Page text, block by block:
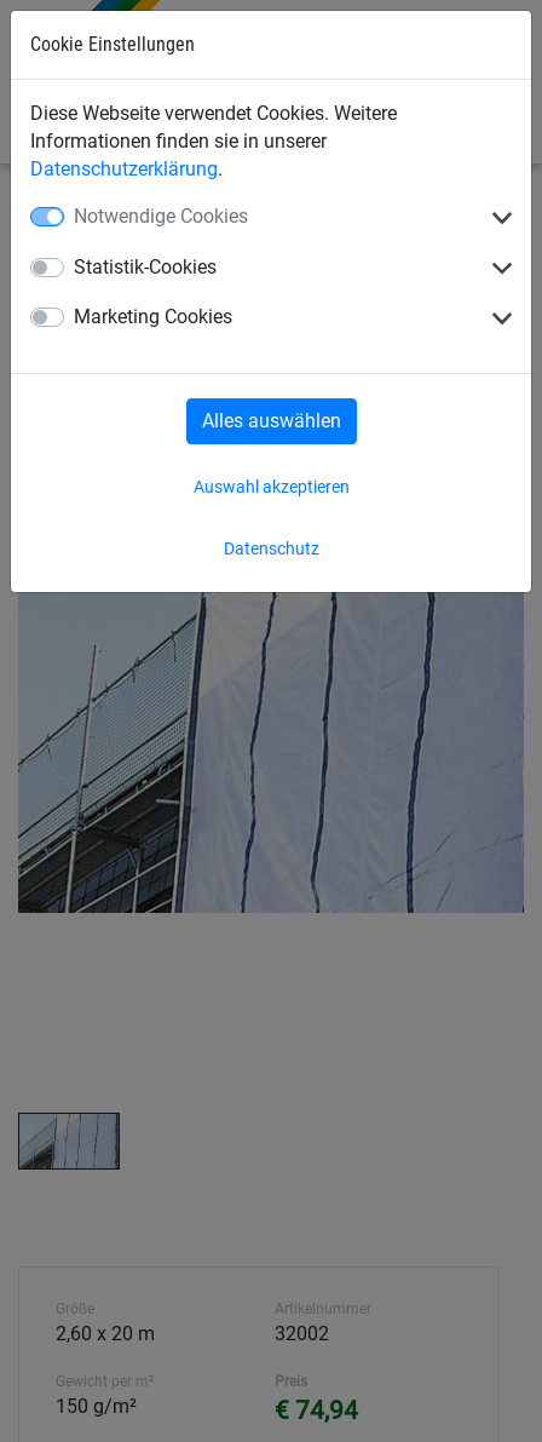
Cookie Einstellungen
Diese Webseite verwendet Cookies. Weitere
Informationen finden sie in unserer
Datenschutzerklärung.
Notwendige Cookies
Statistik-Cookies
Marketing Cookies
Datenschutz
Auswahl akzeptieren
Alles auswählen
Bauschutznetze Seitenschutznetze
Gerüstschutzplane
Größe
2,60 x 20 m
Gewicht per m²
150 g/m²
Artikelnummer
32002
Preis
€ 74,94